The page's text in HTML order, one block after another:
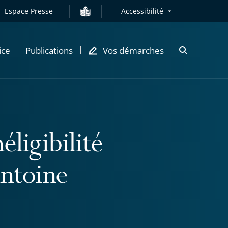
Espace Presse Accessibilité
Publications Vos démarches
Ouvrir